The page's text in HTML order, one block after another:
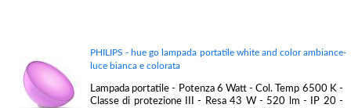
PHILIPS - hue go lampada portatile white and color ambiance-
luce bianca e colorata
Lampada portatile - Potenza 6 Watt - Col. Temp 6500 K -
Classe di protezione III - Resa 43 W - 520 lm - IP 20 -